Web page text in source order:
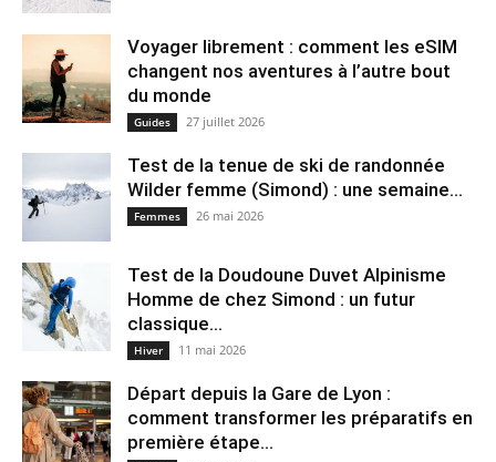
Voyager librement : comment les eSIM
changent nos aventures à l’autre bout
du monde
Guides 27 juillet 2026
Test de la tenue de ski de randonnée
Wilder femme (Simond) : une semaine...
Femmes 26 mai 2026
Test de la Doudoune Duvet Alpinisme
Homme de chez Simond : un futur
classique...
Hiver 11 mai 2026
Départ depuis la Gare de Lyon :
comment transformer les préparatifs en
pre⁠mière étape...